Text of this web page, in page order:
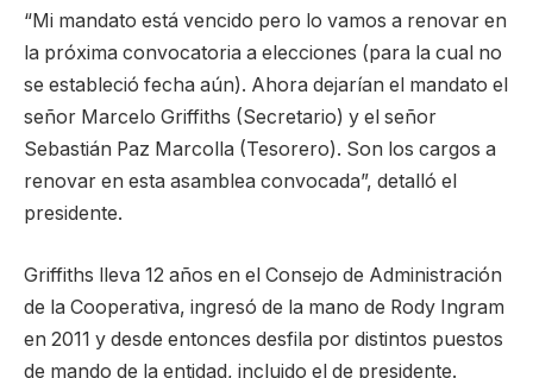
“Mi mandato está vencido pero lo vamos a renovar en
la próxima convocatoria a elecciones (para la cual no
se estableció fecha aún). Ahora dejarían el mandato el
señor Marcelo Griffiths (Secretario) y el señor
Sebastián Paz Marcolla (Tesorero). Son los cargos a
renovar en esta asamblea convocada”, detalló el
presidente.
Griffiths lleva 12 años en el Consejo de Administración
de la Cooperativa, ingresó de la mano de Rody Ingram
en 2011 y desde entonces desfila por distintos puestos
de mando de la entidad, incluido el de presidente.